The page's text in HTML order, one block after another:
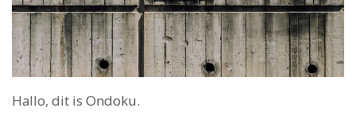
Hallo, dit is Ondoku.